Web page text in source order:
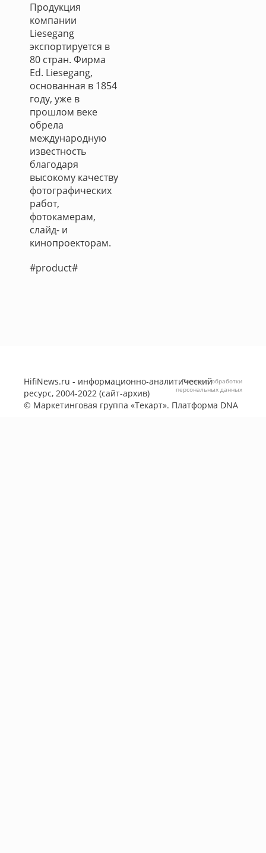
Продукция
компании
Liesegang
экспортируется в
80 стран. Фирма
Ed. Liesegang,
основанная в 1854
году, уже в
прошлом веке
обрела
международную
известность
благодаря
высокому качеству
фотографических
работ,
фотокамерам,
слайд- и
кинопроекторам.
#product#
HifiNews.ru - информационно-аналитический
ресурс, 2004-2022 (сайт-архив)
© Маркетинговая группа «Текарт». Платформа DNA
Политика обработки
персональных данных